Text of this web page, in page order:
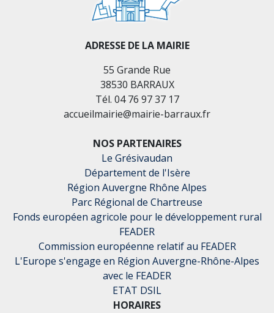
ADRESSE DE LA MAIRIE
55 Grande Rue
38530 BARRAUX
Tél. 04 76 97 37 17
accueilmairie@mairie-barraux.fr
NOS PARTENAIRES
Le Grésivaudan
Département de l'Isère
Région Auvergne Rhône Alpes
Parc Régional de Chartreuse
Fonds européen agricole pour le développement rural
FEADER
Commission européenne relatif au FEADER
L'Europe s'engage en Région Auvergne-Rhône-Alpes
avec le FEADER
ETAT DSIL
HORAIRES